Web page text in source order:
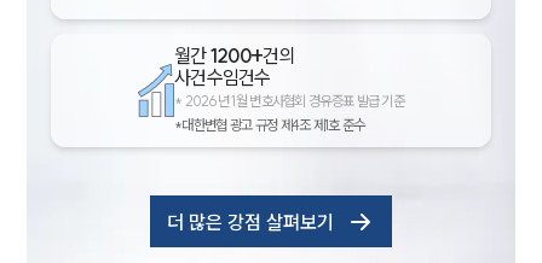
월간1200+건의
사건수임건수
* 2026년 1월 변호사협회 경유증표 발급 기준
*대한변협 광고 규정 제4조 제1호 준수
더 많은 강점 살펴보기